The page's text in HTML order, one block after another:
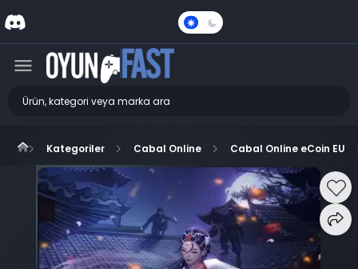
Karanlık
Kategoriler Cabal Online Cabal Online eCoin EU